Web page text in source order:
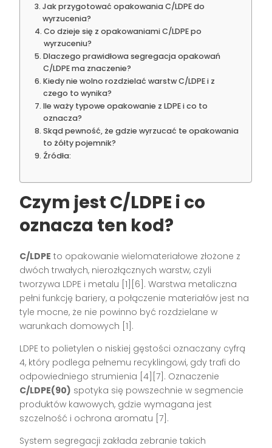
Jak przygotować opakowania C/LDPE do
wyrzucenia?
Co dzieje się z opakowaniami C/LDPE po
wyrzuceniu?
Dlaczego prawidłowa segregacja opakowań
C/LDPE ma znaczenie?
Kiedy nie wolno rozdzielać warstw C/LDPE i z
czego to wynika?
Ile waży typowe opakowanie z LDPE i co to
oznacza?
Skąd pewność, że gdzie wyrzucać te opakowania
to żółty pojemnik?
Źródła:
Czym jest C/LDPE i co
oznacza ten kod?
C/LDPE to opakowanie wielomateriałowe złożone z
dwóch trwałych, nierozłącznych warstw, czyli
tworzywa LDPE i metalu [1][6]. Warstwa metaliczna
pełni funkcję bariery, a połączenie materiałów jest na
tyle mocne, że nie powinno być rozdzielane w
warunkach domowych [1].
LDPE to polietylen o niskiej gęstości oznaczany cyfrą
4, który podlega pełnemu recyklingowi, gdy trafi do
odpowiedniego strumienia [4][7]. Oznaczenie
C/LDPE(90) spotyka się powszechnie w segmencie
produktów kawowych, gdzie wymagana jest
szczelność i ochrona aromatu [7].
System segregacji zakłada zebranie takich